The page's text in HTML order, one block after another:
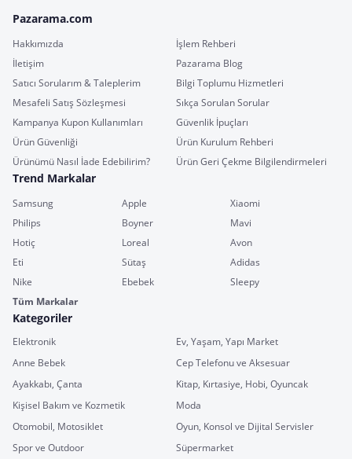
Pazarama.com
Hakkımızda
İşlem Rehberi
İletişim
Pazarama Blog
Satıcı Sorularım & Taleplerim
Bilgi Toplumu Hizmetleri
Mesafeli Satış Sözleşmesi
Sıkça Sorulan Sorular
Kampanya Kupon Kullanımları
Güvenlik İpuçları
Ürün Güvenliği
Ürün Kurulum Rehberi
Ürünümü Nasıl İade Edebilirim?
Ürün Geri Çekme Bilgilendirmeleri
Trend Markalar
Samsung Apple
Xiaomi
Philips
Boyner
Mavi
Hotiç
Loreal
Avon
Eti
Sütaş
Adidas
Nike
Ebebek
Sleepy
Tüm Markalar
Kategoriler
Elektronik
Ev, Yaşam, Yapı Market
Anne Bebek
Cep Telefonu ve Aksesuar
Ayakkabı, Çanta
Kitap, Kırtasiye, Hobi, Oyuncak
Kişisel Bakım ve Kozmetik
Moda
Otomobil, Motosiklet
Oyun, Konsol ve Dijital Servisler
Spor ve Outdoor
Süpermarket